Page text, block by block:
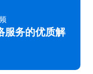
服务的优质解